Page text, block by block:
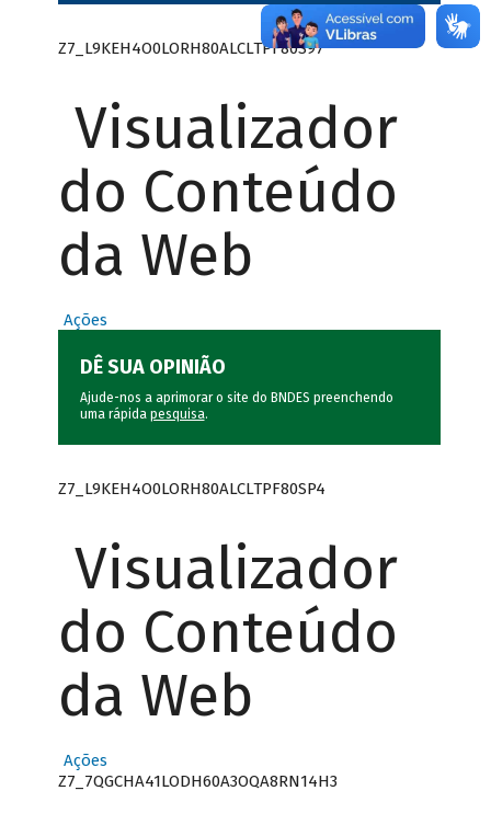
Z7_L9KEH4O0LORH80ALCLTPF80S97
Visualizador
do Conteúdo
da Web
Ações
DÊ SUA OPINIÃO
Ajude-nos a aprimorar o site do BNDES preenchendo
uma rápida pesquisa.
Z7_L9KEH4O0LORH80ALCLTPF80SP4
Visualizador
do Conteúdo
da Web
Ações
Z7_7QGCHA41LODH60A3OQA8RN14H3